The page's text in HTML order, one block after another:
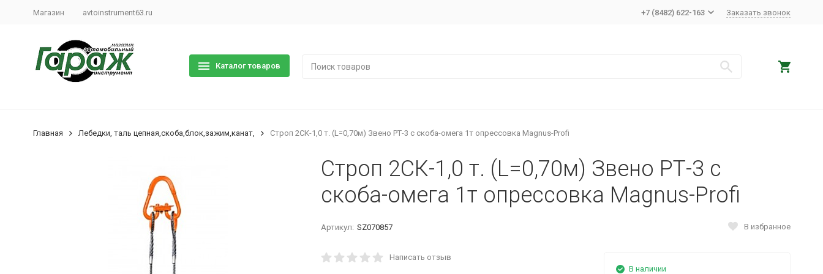
Магазин avtoinstrument63.ru +7 (8482) 622-163 Заказать звонок
Каталог товаров
Главная Лебедки, таль цепная,скоба,блок,зажим,канат, Строп 2СК-1,0 т. (L=0,70м) Звено РТ-3 с скоба-омега 1т опрессовка Magnus-Profi
Строп 2СК-1,0 т. (L=0,70м) Звено РТ-3 с
скоба-омега 1т опрессовка Magnus-Profi
Артикул: SZ070857 В избранное
Написать отзыв
В наличии